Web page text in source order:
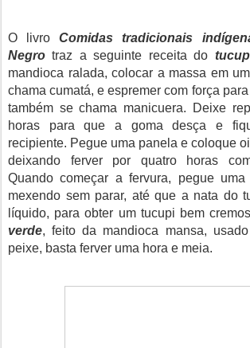
O livroComidas tradicionais
Negro traz a seguinte receita do
mandioca ralada, colocar a massa em
chama cumatá, e espremer com força
também se chama manicuera. Deixe
horas para que a goma desça e
recipiente. Pegue uma panela e coloque
deixando ferver por quatro horas
Quando começar a fervura, pegue
mexendo sem parar, até que a nata do
líquido, para obter um tucupi bem
verde, feito da mandioca mansa,
peixe, basta ferver uma hora e meia.